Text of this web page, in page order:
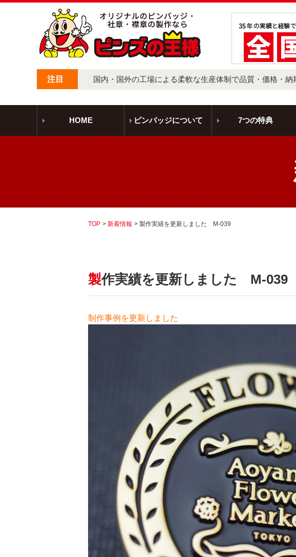
注目 国内・国外の工場による柔軟な生産体制で品質・価格・納
HOME ピンバッジについて 7つの特典
TOP 新着情報 製作実績を更新しました M-039
製作実績を更新しました M-039
制作事例を更新しました